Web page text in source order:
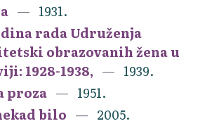
1931.
rada Udruženja
obrazovanih žena u
1928-1938,
1939.
proza
1951.
bilo
2005.